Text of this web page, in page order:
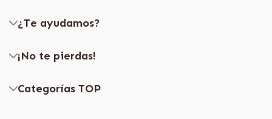
¿Te ayudamos?
¡No te pierdas!
Categorías TOP